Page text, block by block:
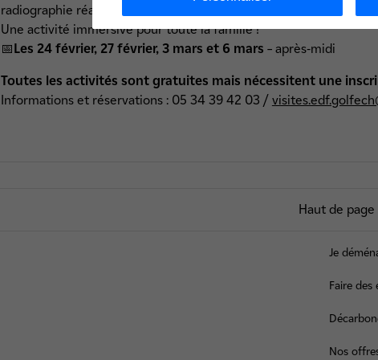
radiographie réalisée par Marie Curie.
Une activité immersive pour toute la famille !
📅Les 24 février, 27 février, 3 mars et 6 mars – après-midi
Toutes les activités sont gratuites mais nécessitent une
Informations et réservations : 05 34 39 42 03 /
Haut de page
Je
Faire des
Nos